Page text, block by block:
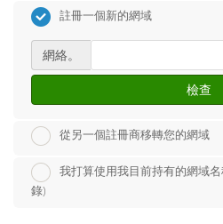
註冊一個新的網域
網絡。
檢查
從另一個註冊商移轉您的網域
我打算使用我目前持有的網域
錄)